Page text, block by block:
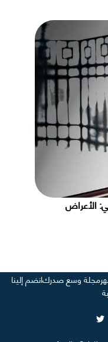
الأعراض
مجلة وسع صدركانضم إلينا